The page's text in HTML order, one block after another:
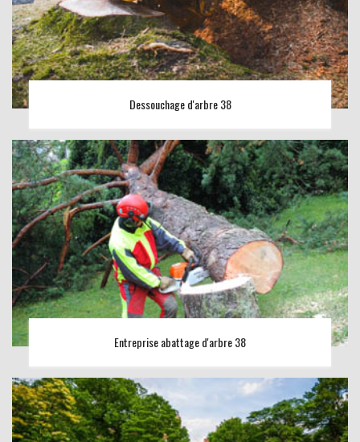
Dessouchage d'arbre 38
Entreprise abattage d'arbre 38